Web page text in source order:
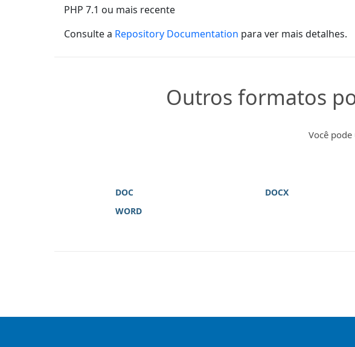
PHP 7.1 ou mais recente
Consulte a Repository Documentation para ver mais detalhes.
Outros formatos
Você
DOC DOCX
WORD